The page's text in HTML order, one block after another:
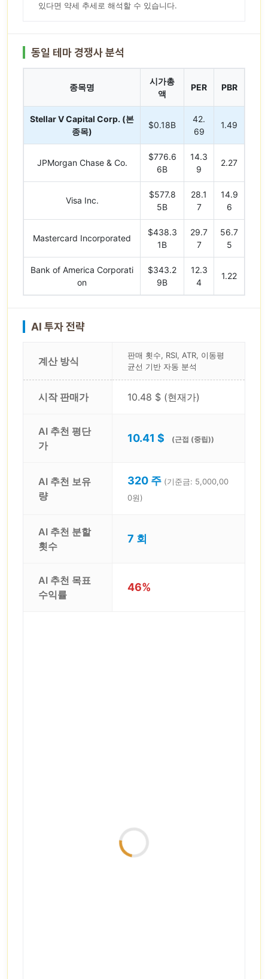
있다면 약세 추세로 해석할 수 있습니다.
동일 테마 경쟁사 분석
종목명
시가총
액
PER PBR
Stellar V Capital Corp. (본
종목)
$0.18B
42.
69
1.49
JPMorgan Chase & Co.
$776.6
6B
14.3
9
2.27
Visa Inc.
$577.8
5B
28.1
7
14.9
6
Mastercard Incorporated
$438.3
1B
29.7
7
56.7
5
Bank of America Corporati
on
$343.2
9B
12.3
4
1.22
AI 투자 전략
계산 방식
판매 횟수, RSI, ATR, 이동평
균선 기반 자동 분석
시작 판매가 10.48 $ (현재가)
AI 추천 평단
가
10.41 $ (근접 (중립))
AI 추천 보유
량
320 주 (기준금: 5,000,00
0원)
AI 추천 분할
횟수
7 회
AI 추천 목표
수익률
46%